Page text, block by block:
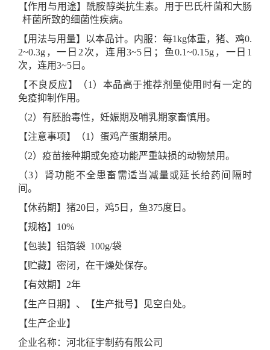
【作用与用途】 酰胺醇类抗生素。 用于巴氏杆菌和大肠
杆菌所致的细菌性疾病。
【用法与用量】以本品计。内服：每1kg体重，猪、鸡0.
2~0.3g ，一日 2 次，连用3~5 日 ； 鱼0.1~0.15g ， 一日 1
次，连用3~5 日。
【不良反应】（1 ）本品高于推荐剂量使用时有一定的
免疫抑制作用。
（2）有胚胎毒性，妊娠期及哺乳期家畜慎用。
【注意事项】（1 ）蛋鸡产蛋期禁用。
（2）疫苗接种期或免疫功能严重缺损的动物禁用。
（3） 肾功能不全患畜需适当减量或延长给药间隔 时
间。
【休药期】猪20 日，鸡5 日 ， 鱼375度日。
【规格】 10%
【包装】铝箔袋 100g/袋
【贮藏】密闭，在干燥处保存。
【有效期】 2年
【生产日期】、【生产批号】见空白处。
【生产企业】
企业名称：河北征宇制药有限公司